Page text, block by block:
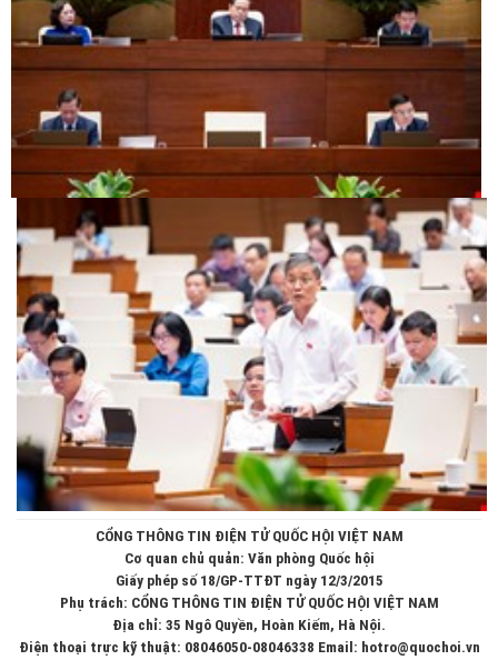
CỔNG THÔNG TIN ĐIỆN TỬ QUỐC HỘI VIỆT NAM
Cơ quan chủ quản: Văn phòng Quốc hội
Giấy phép số 18/GP-TTĐT ngày 12/3/2015
Phụ trách: CỔNG THÔNG TIN ĐIỆN TỬ QUỐC HỘI VIỆT NAM
Địa chỉ: 35 Ngô Quyền, Hoàn Kiếm, Hà Nội.
Điện thoại trực kỹ thuật: 08046050-08046338 Email: hotro@quochoi.vn